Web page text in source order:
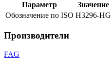
Параметр
Значение
Обозначение по ISO H3296-HG
Производители
FAG